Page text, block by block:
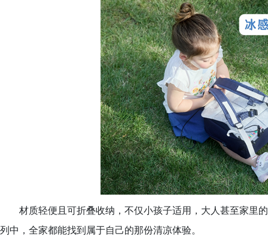
材质轻便且可折叠收纳，不仅小孩子适用，大人甚至家里
列中，全家都能找到属于自己的那份清凉体验。